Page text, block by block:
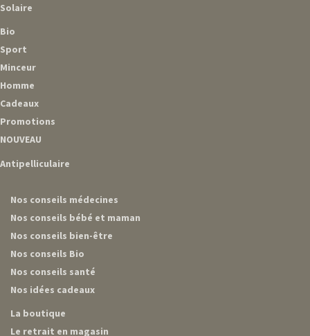
Solaire
Bio
Sport
Minceur
Homme
Cadeaux
Promotions
NOUVEAU
Antipelliculaire
Nos conseils médecines
Nos conseils bébé et maman
Nos conseils bien-être
Nos conseils Bio
Nos conseils santé
Nos idées cadeaux
La boutique
Le retrait en magasin